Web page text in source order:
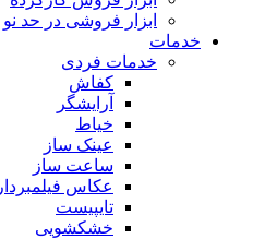
ابزار فروشی در حد نو
خدمات
خدمات فردی
کفاش
آرایشگر
خیاط
عینک ساز
ساعت ساز
عکاس فیلمبردار
تایپیست
خشکشویی